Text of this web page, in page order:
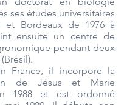
ses études universitaires
et Bordeaux de 1976 à
ensuite un centre de
pendant deux
France, il incorpore la
de Jésus et Marie
1988 et est ordonné